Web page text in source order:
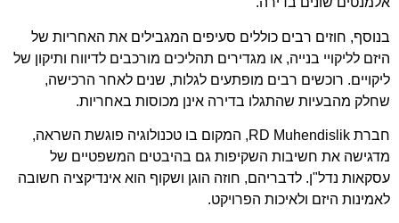
בנוסף, חוזים רבים כוללים סעיפים המגבילים את האחריות של
היזם לליקויי בנייה, או מגדירים תהליכים מורכבים לדיווח ותיקון של
ליקויים. רוכשים רבים מופתעים לגלות, שנים לאחר הרכישה,
שחלק מהבעיות שהתגלו בדירה אינן מכוסות באחריות.
חברת RD Muhendislik
, המקום בו טכנולוגיה פוגשת השראה,
מדגישה את חשיבות השקיפות גם בהיבטים המשפטיים של
עסקאות נדל"ן. לדבריהם, חוזה הוגן ושקוף הוא אינדיקציה חשובה
לאמינות היזם ולאיכות הפרויקט.